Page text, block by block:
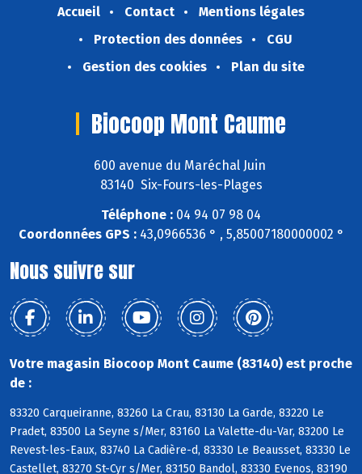
Accueil Contact
Mentions légales
Protection des données
CGU
Gestion des cookies
Plan du site
Biocoop Mont Caume
600 avenue du Maréchal Juin
83140 Six-Fours-les-Plages
Téléphone : 04 94 07 98 04
Coordonnées GPS :43,0966536 ° , 5,85007180000002 °
Nous suivre sur
Votre magasin Biocoop Mont Caume (83140) est proche
de :
83320 Carqueiranne, 83260 La Crau, 83130 La Garde, 83220 Le
Pradet, 83500 La Seyne s/Mer, 83160 La Valette-du-Var, 83200 Le
Revest-les-Eaux, 83740 La Cadière-d, 83330 Le Beausset, 83330 Le
Castellet, 83270 St-Cyr s/Mer, 83150 Bandol, 83330 Evenos, 83190